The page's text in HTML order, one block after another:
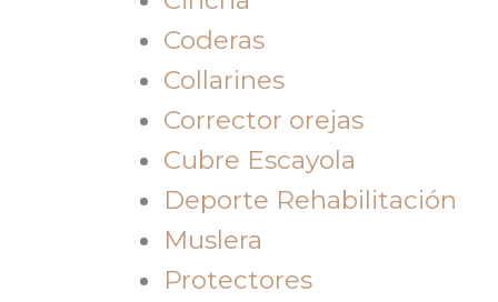
Coderas
Collarines
Corrector orejas
Cubre Escayola
Deporte Rehabilitación
Muslera
Protectores